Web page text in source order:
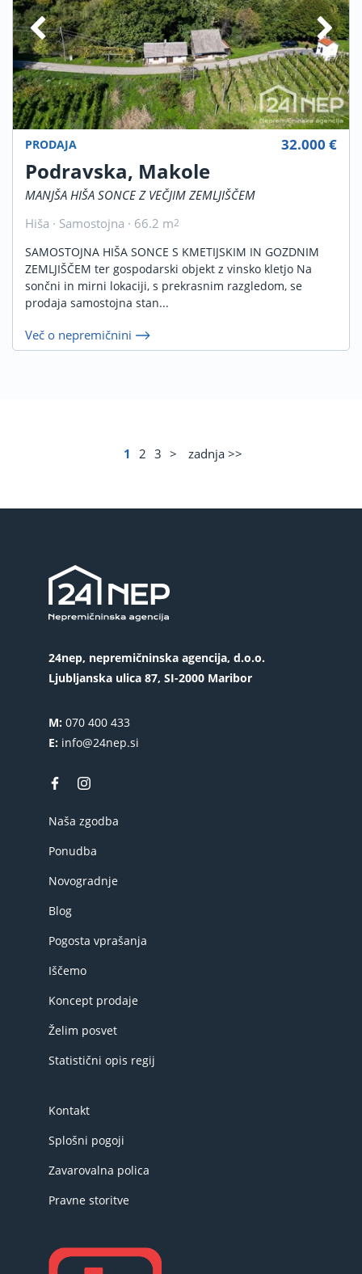
PRODAJA
Podravska, Makole
MANJŠA HIŠA SONCE Z VEČJIM ZEMLJIŠČEM
Hiša · Samostojna · 66.2 m2
32.000 €
SAMOSTOJNA HIŠA SONCE S KMETIJSKIM IN GOZDNIM
ZEMLJIŠČEM ter gospodarski objekt z vinsko kletjo Na
sončni in mirni lokaciji, s prekrasnim razgledom, se
prodaja samostojna stan...
Več o nepremičnini
1 2 3 > zadnja >>
24nep, nepremičninska agencija, d.o.o.
Ljubljanska ulica 87, SI-2000 Maribor
M: 070 400 433
E: info@24nep.si
Naša zgodba
Ponudba
Novogradnje
Blog
Pogosta vprašanja
Iščemo
Koncept prodaje
Želim posvet
Statistični opis regij
Kontakt
Splošni pogoji
Zavarovalna polica
Pravne storitve